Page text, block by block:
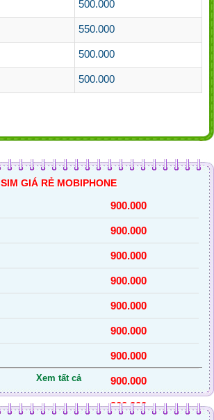
500.000
550.000
500.000
500.000
SIM GIÁ RẺ MOBIPHONE
900.000
900.000
900.000
900.000
900.000
900.000
900.000
900.000
900.000
Xem tất cả